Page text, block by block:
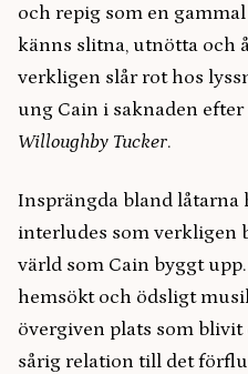
och repig som en
känns slitna, utnötta och
verkligen slår rot hos
ung Cain i saknaden
Willoughby Tucker.
Insprängda bland
interludes som verkligen
värld som Cain byggt
hemsökt och ödsligt
övergiven plats som
sårig relation till det